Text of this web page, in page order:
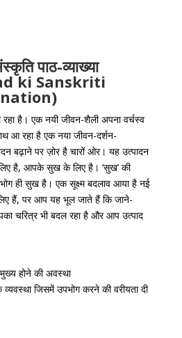
पाठ-व्याख्या
ki Sanskriti
है। एक नयी जीवन-शैली अपना वर्चस्व
आ रहा है एक नया जीवन-दर्शन-
बढ़ाने पर ज़ोर है चारों ओर। यह उत्पादन
है, आपके सुख के लिए है। ‘सुख’ की
ही सुख है। एक सूक्ष्म बदलाव आया है नई
हैं, पर आप यह भूल जाते हैं कि जाने-
चरित्र भी बदल रहा है और आप उत्पाद
होने की अवस्था
व्यवस्था जिसमें उपभोग करने की वरीयता दी